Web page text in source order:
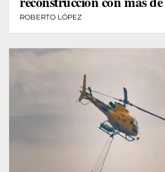
ROBERTO LÓPEZ